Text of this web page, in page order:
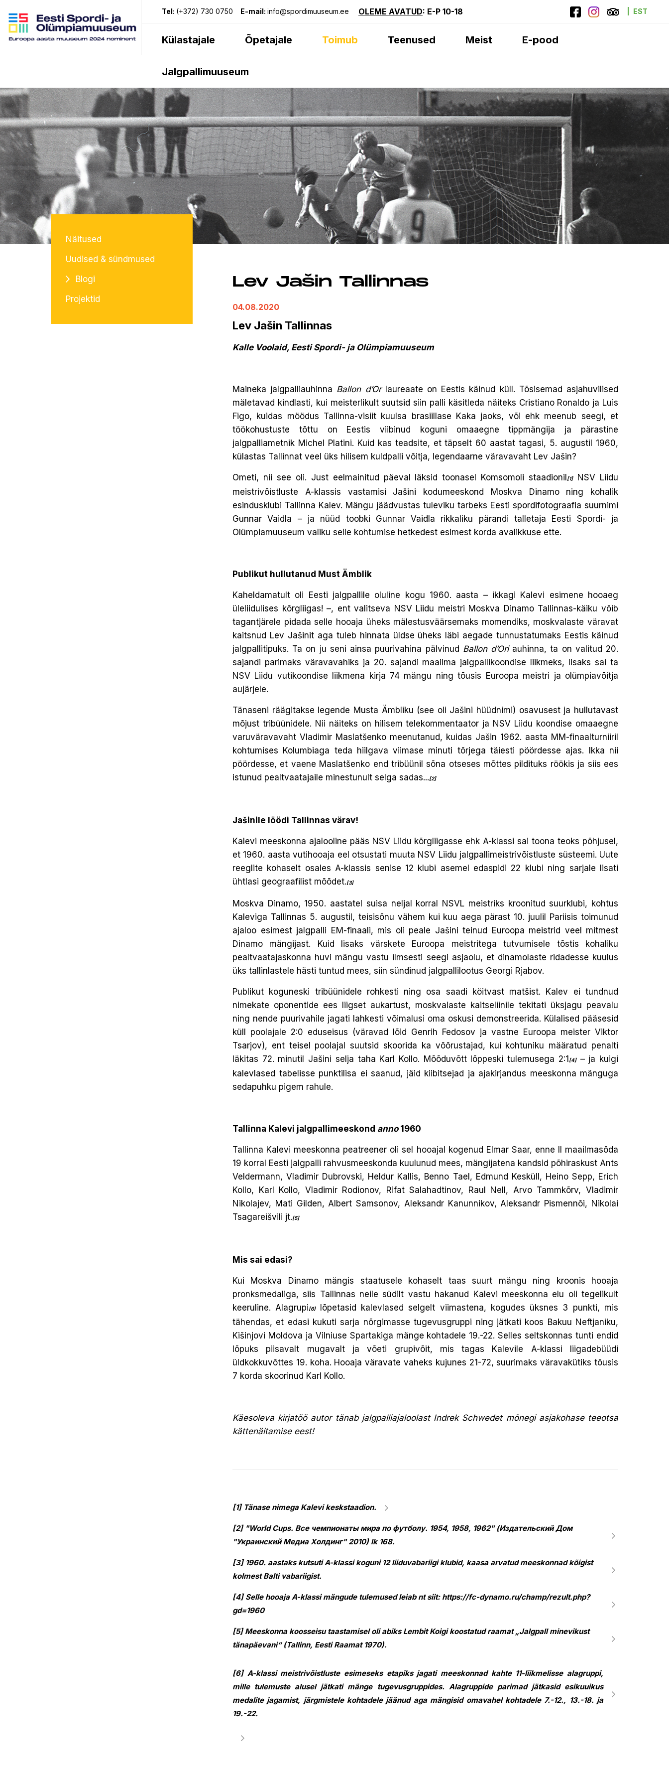
Tel: (+372) 730 0750 E-mail: info@spordimuuseum.ee OLEME AVATUD: E-P 10-18 EST
Külastajale Õpetajale Toimub Teenused Meist E-pood
Jalgpallimuuseum
Näitused
Uudised & sündmused
Blogi
Projektid
Lev Jašin Tallinnas
04.08.2020
Lev Jašin Tallinnas
Kalle Voolaid, Eesti Spordi- ja Olümpiamuuseum
Maineka jalgpalliauhinna Ballon d’Orlaureaate on Eestis käinud küll. Tõsisemad asjahuvilised
mäletavad kindlasti, kui meisterlikult suutsid siin palli käsitleda näiteks Cristiano Ronaldo ja Luis
Figo, kuidas möödus Tallinna-visiit kuulsa brasiillase Kaka jaoks, või ehk meenub seegi, et
töökohustuste tõttu on Eestis viibinud koguni omaaegne tippmängija ja pärastine
jalgpalliametnik Michel Platini. Kuid kas teadsite, et täpselt 60 aastat tagasi, 5. augustil 1960,
külastas Tallinnat veel üks hilisem kuldpalli võitja, legendaarne väravavaht Lev Jašin?
Ometi, nii see oli. Just eelmainitud päeval läksid toonasel Komsomoli staadionil [1]NSV Liidu
meistrivõistluste A-klassis vastamisi Jašini kodumeeskond Moskva Dinamo ning kohalik
esindusklubi Tallinna Kalev. Mängu jäädvustas tuleviku tarbeks Eesti spordifotograafia suurnimi
Gunnar Vaidla – ja nüüd toobki Gunnar Vaidla rikkaliku pärandi talletaja Eesti Spordi- ja
Olümpiamuuseum valiku selle kohtumise hetkedest esimest korda avalikkuse ette.
Publikut hullutanud Must Ämblik
Kaheldamatult oli Eesti jalgpallile oluline kogu 1960. aasta – ikkagi Kalevi esimene hooaeg
üleliidulises kõrgliigas! –, ent valitseva NSV Liidu meistri Moskva Dinamo Tallinnas-käiku võib
tagantjärele pidada selle hooaja üheks mälestusväärsemaks momendiks, moskvalaste väravat
kaitsnud Lev Jašinit aga tuleb hinnata üldse üheks läbi aegade tunnustatumaks Eestis käinud
jalgpallitipuks. Ta on ju seni ainsa puurivahina pälvinud Ballon d’Oriauhinna, ta on valitud 20.
sajandi parimaks väravavahiks ja 20. sajandi maailma jalgpallikoondise liikmeks, lisaks sai ta
NSV Liidu vutikoondise liikmena kirja 74 mängu ning tõusis Euroopa meistri ja olümpiavõitja
aujärjele.
Tänaseni räägitakse legende Musta Ämbliku (see oli Jašini hüüdnimi) osavusest ja hullutavast
mõjust tribüünidele. Nii näiteks on hilisem telekommentaator ja NSV Liidu koondise omaaegne
varuväravavaht Vladimir Maslatšenko meenutanud, kuidas Jašin 1962. aasta MM-finaalturniiril
kohtumises Kolumbiaga teda hiilgava viimase minuti tõrjega täiesti pöördesse ajas. Ikka nii
pöördesse, et vaene Maslatšenko end tribüünil sõna otseses mõttes pildituks röökis ja siis ees
istunud pealtvaatajaile minestunult selga sadas...[2]
Jašinile löödi Tallinnas värav!
Kalevi meeskonna ajalooline pääs NSV Liidu kõrgliigasse ehk A-klassi sai toona teoks põhjusel,
et 1960. aasta vutihooaja eel otsustati muuta NSV Liidu jalgpallimeistrivõistluste süsteemi. Uute
reeglite kohaselt osales A-klassis senise 12 klubi asemel edaspidi 22 klubi ning sarjale lisati
ühtlasi geograafilist mõõdet.[3]
Moskva Dinamo, 1950. aastatel suisa neljal korral NSVL meistriks kroonitud suurklubi, kohtus
Kaleviga Tallinnas 5. augustil, teisisõnu vähem kui kuu aega pärast 10. juulil Pariisis toimunud
ajaloo esimest jalgpalli EM-finaali, mis oli peale Jašini teinud Euroopa meistrid veel mitmest
Dinamo mängijast. Kuid lisaks värskete Euroopa meistritega tutvumisele tõstis kohaliku
pealtvaatajaskonna huvi mängu vastu ilmsesti seegi asjaolu, et dinamolaste ridadesse kuulus
üks tallinlastele hästi tuntud mees, siin sündinud jalgpallilootus Georgi Rjabov.
Publikut koguneski tribüünidele rohkesti ning osa saadi köitvast matšist. Kalev ei tundnud
nimekate oponentide ees liigset aukartust, moskvalaste kaitseliinile tekitati üksjagu peavalu
ning nende puurivahile jagati lahkesti võimalusi oma oskusi demonstreerida. Külalised pääsesid
küll poolajale 2:0 eduseisus (väravad lõid Genrih Fedosov ja vastne Euroopa meister Viktor
Tsarjov), ent teisel poolajal suutsid skoorida ka võõrustajad, kui kohtuniku määratud penalti
läkitas 72. minutil Jašini selja taha Karl Kollo. Mõõduvõtt lõppeski tulemusega 2:1 [4]– ja kuigi
kalevlased tabelisse punktilisa ei saanud, jäid kiibitsejad ja ajakirjandus meeskonna mänguga
sedapuhku pigem rahule.
Tallinna Kalevi jalgpallimeeskond anno1960
Tallinna Kalevi meeskonna peatreener oli sel hooajal kogenud Elmar Saar, enne II maailmasõda
19 korral Eesti jalgpalli rahvusmeeskonda kuulunud mees, mängijatena kandsid põhiraskust Ants
Veldermann, Vladimir Dubrovski, Heldur Kallis, Benno Tael, Edmund Kesküll, Heino Sepp, Erich
Kollo, Karl Kollo, Vladimir Rodionov, Rifat Salahadtinov, Raul Nell, Arvo Tammkõrv, Vladimir
Nikolajev, Mati Gilden, Albert Samsonov, Aleksandr Kanunnikov, Aleksandr Pismennõi, Nikolai
Tsagareišvili jt.[5]
Mis sai edasi?
Kui Moskva Dinamo mängis staatusele kohaselt taas suurt mängu ning kroonis hooaja
pronksmedaliga, siis Tallinnas neile südilt vastu hakanud Kalevi meeskonna elu oli tegelikult
keeruline. Alagrupi[6]
lõpetasid kalevlased selgelt viimastena, kogudes üksnes 3 punkti, mis
tähendas, et edasi kukuti sarja nõrgimasse tugevusgruppi ning jätkati koos Bakuu Neftjaniku,
Kišinjovi Moldova ja Vilniuse Spartakiga mänge kohtadele 19.-22. Selles seltskonnas tunti endid
lõpuks piisavalt mugavalt ja võeti grupivõit, mis tagas Kalevile A-klassi liigadebüüdi
üldkokkuvõttes 19. koha. Hooaja väravate vaheks kujunes 21-72, suurimaks väravakütiks tõusis
7 korda skoorinud Karl Kollo.
Käesoleva kirjatöö autor tänab jalgpalliajaloolast Indrek Schwedet mõnegi asjakohase teeotsa
kättenäitamise eest!
[1] Tänase nimega Kalevi keskstaadion.
[2] "World Cups. Все чемпионаты мира по футболу. 1954, 1958, 1962" (Издательский Дом
"Украинский Медиа Холдинг" 2010) lk 168.
[3] 1960. aastaks kutsuti A-klassi koguni 12 liiduvabariigi klubid, kaasa arvatud meeskonnad kõigist
kolmest Balti vabariigist.
[4] Selle hooaja A-klassi mängude tulemused leiab nt siit: https://fc-dynamo.ru/champ/rezult.php?
gd=1960
[5] Meeskonna koosseisu taastamisel oli abiks Lembit Koigi koostatud raamat „Jalgpall minevikust
tänapäevani“ (Tallinn, Eesti Raamat 1970).
[6] A-klassi meistrivõistluste esimeseks etapiks jagati meeskonnad kahte 11-liikmelisse alagruppi,
mille tulemuste alusel jätkati mänge tugevusgruppides. Alagruppide parimad jätkasid esikuuikus
medalite jagamist, järgmistele kohtadele jäänud aga mängisid omavahel kohtadele 7.-12., 13.-18. ja
19.-22.